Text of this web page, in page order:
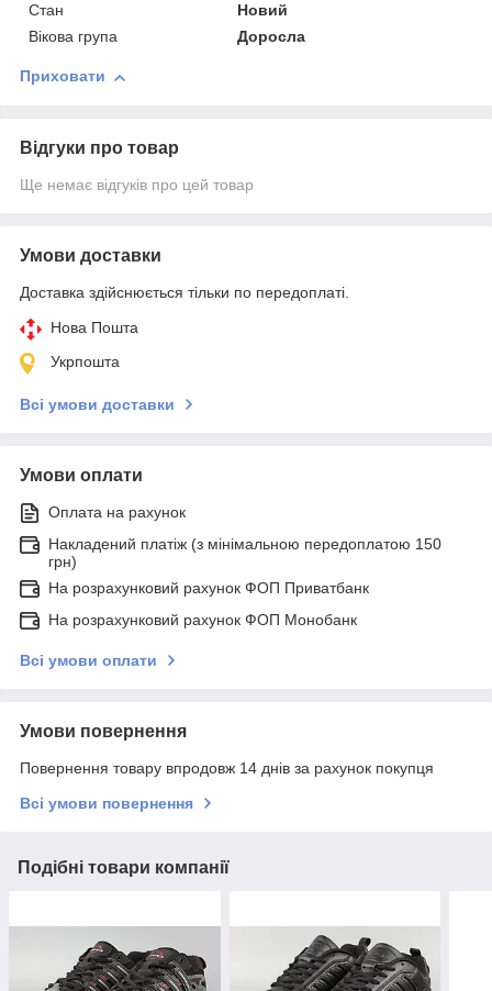
Стан
Новий
Вікова група
Доросла
Приховати
Відгуки про товар
Ще немає відгуків про цей товар
Умови доставки
Доставка здійснюється тільки по передоплаті.
Нова Пошта
Укрпошта
Всі умови доставки
Умови оплати
Оплата на рахунок
Накладений платіж (з мінімальною передоплатою 150
грн)
На розрахунковий рахунок ФОП Приватбанк
На розрахунковий рахунок ФОП Монобанк
Всі умови оплати
Умови повернення
Повернення товару впродовж 14 днів за рахунок покупця
Всі умови повернення
Подібні товари компанії